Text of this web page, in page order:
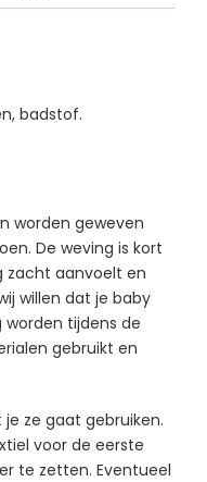
badstof.
worden geweven
De weving is kort
zacht aanvoelt en
willen dat je baby
tijdens de
gebruikt en
ze gaat gebruiken.
voor de eerste
te zetten. Eventueel